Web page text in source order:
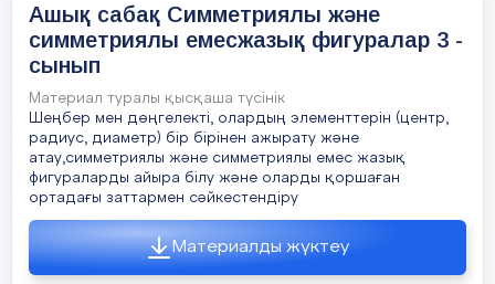
2-тапсырма
Симметриялы ою өрнектерді ата. Бүктеу арқылы
олардың симметрия осьін тап
Әрбір топқа қағаздан қиылған
үшбұрыш,ою,алтыбұрыш т. б. заттарды
Әрбір топтың мүшесіне суретті таңдап алып,
екіжартысы беттесетіндей етіп бүгеді.Содан соң
Егер түзу сызық фигураны тең екі бөлікке
бөлсе,бұл фигура түзуге қатысты симметриялы
деп аталады.Фигураны тең бөліктерге бөлетін
түзу- симметрия осі деп аталады.Жаңа тақырып
8 слайд
Ашық сабақ Симметриялы және
симметриялы емесжазық фигуралар 3 -
сынып
Материал туралы қысқаша түсінік
Шеңбер мен дөңгелекті, олардың элементтерін (центр,
радиус, диаметр) бір бірінен ажырату және
атау,симметриялы және симметриялы емес жазық
фигураларды айыра білу және оларды қоршаған
ортадағы заттармен сәйкестендіру
Материалды жүктеу